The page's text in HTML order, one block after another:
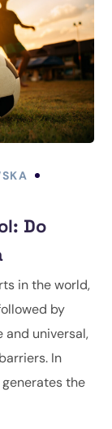
Do
in the world,
by
and universal,
In
the